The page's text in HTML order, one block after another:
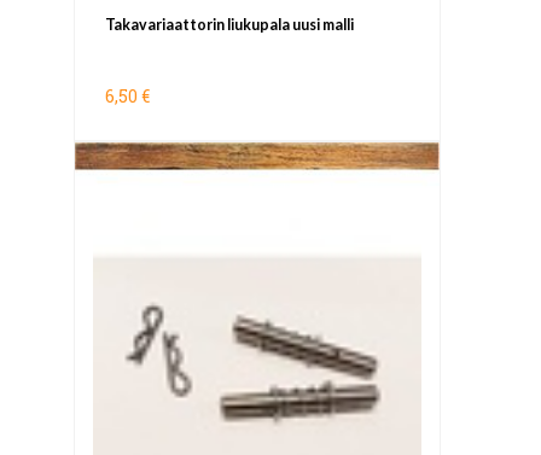
Takavariaattorin liukupala uusi malli
6,50 €